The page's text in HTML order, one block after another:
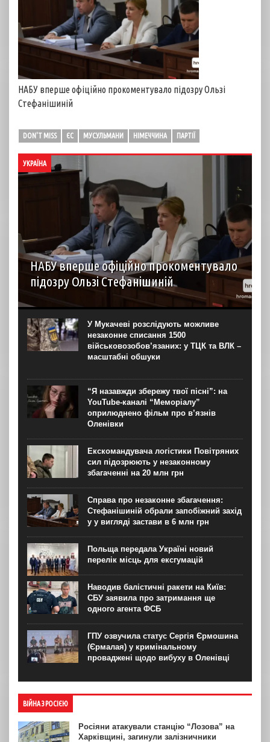
НАБУ вперше офіційно прокоментувало підозру Ользі
Стефанішиній
DON'T MISS ЄС МУСУЛЬМАНИ НІМЕЧЧИНА ПАРТІЇ
УКРАЇНА
НАБУ вперше офіційно прокоментувало
підозру Ользі Стефанішиній
НАБУ і САП 6 серпня вперше офіційно прокоментували
підозру експолки України в США та колишньої
віцепрем’єрки Ольги Стефанішиної. У пресслужбі
Національного антикорбюро розповіли, що підозра
оголошена за ймовірне незаконне збагачення на понад...
У Мукачеві розслідують можливе
незаконне списання 1500
військовозобов’язаних: у ТЦК та ВЛК –
масштабні обшуки
“Я назавжди збережу твої пісні”: на
YouTube-каналі “Меморіалу”
оприлюднено фільм про в’язнів
Оленівки
Екскомандувача логістики Повітряних
сил підозрюють у незаконному
збагаченні на 20 млн грн
Справа про незаконне збагачення:
Стефанішиній обрали запобіжний захід
у у вигляді застави в 6 млн грн
Польща передала Україні новий
перелік місць для ексгумацій
Наводив балістичні ракети на Київ:
СБУ заявила про затримання ще
одного агента ФСБ
ГПУ озвучила статус Сергія Єрмошина
(Єрмалая) у кримінальному
проваджені щодо вибуху в Оленівці
ВІЙНА З РОСІЄЮ
Росіяни атакували станцію “Лозова” на
Харківщині, загинули залізничники